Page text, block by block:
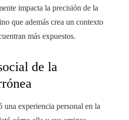
impacta la precisión de la
que además crea un contexto
más expuestos.
de la
una experiencia personal en la